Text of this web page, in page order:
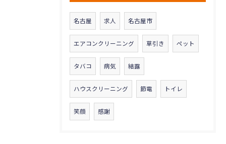
名古屋 求人 名古屋市
エアコンクリーニング 草引き ペット
タバコ 病気 結露
ハウスクリーニング 節電 トイレ
笑顔 感謝